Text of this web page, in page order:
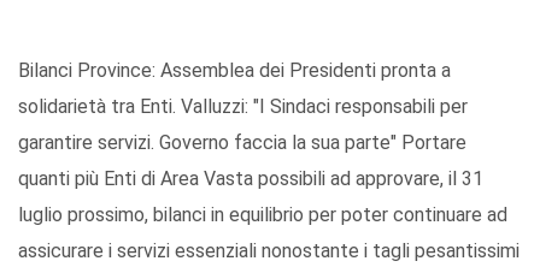
Bilanci Province: Assemblea dei Presidenti pronta a
solidarietà tra Enti. Valluzzi: "I Sindaci responsabili per
garantire servizi. Governo faccia la sua parte" Portare
quanti più Enti di Area Vasta possibili ad approvare, il 31
luglio prossimo, bilanci in equilibrio per poter continuare ad
assicurare i servizi essenziali nonostante i tagli pesantissimi